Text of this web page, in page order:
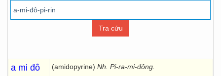
a mi đô
(amidopyrine) Nh. Pi-ra-mi-đông.